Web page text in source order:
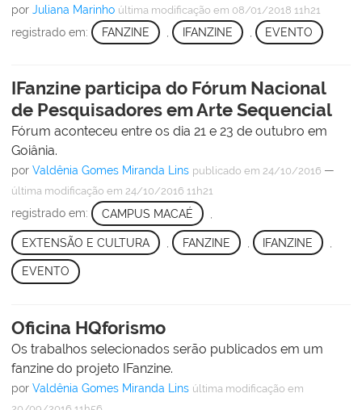
por Juliana Marinho última modificação em 08/01/2018 11h21
registrado em: FANZINE IFANZINE EVENTO
IFanzine participa do Fórum Nacional
de Pesquisadores em Arte Sequencial
Fórum aconteceu entre os dia 21 e 23 de outubro em
Goiânia.
por Valdênia Gomes Miranda Lins publicado em 24/10/2016 —
última modificação em 24/10/2016 11h21
registrado em: CAMPUS MACAÉ
EXTENSÃO E CULTURA FANZINE IFANZINE
EVENTO
Oficina HQforismo
Os trabalhos selecionados serão publicados em um
fanzine do projeto IFanzine.
por Valdênia Gomes Miranda Lins última modificação em